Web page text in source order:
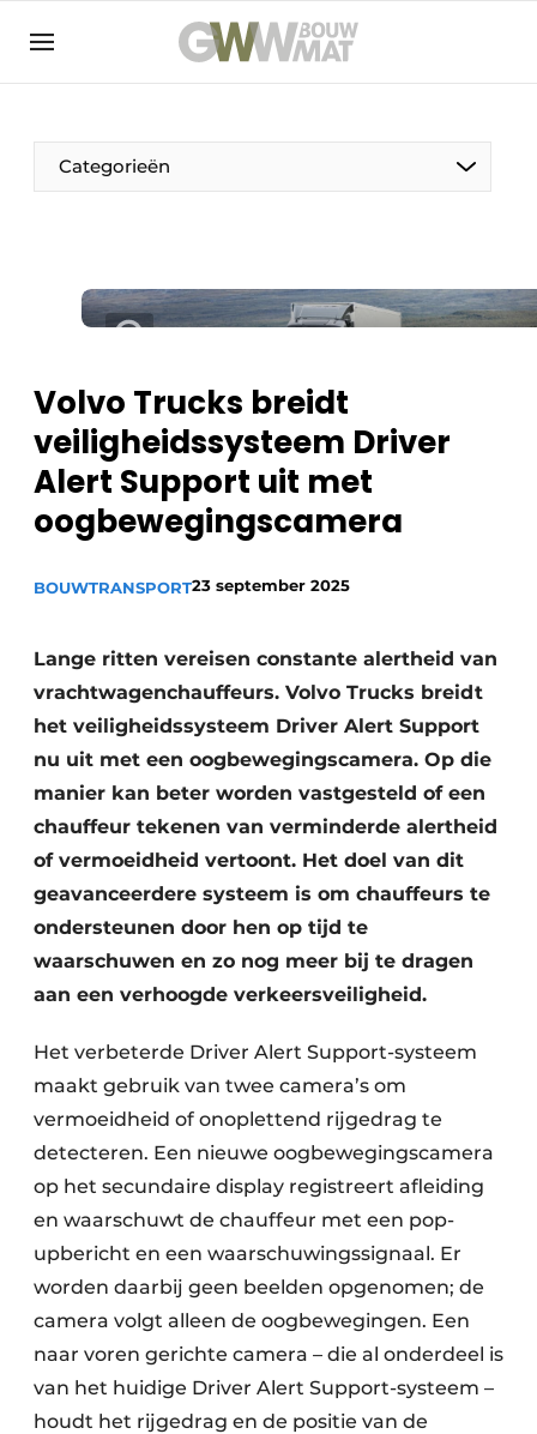
NL EN
Categorieën
De Pen
Duurzaamheid & Innovatie
Fundering
Kopen/Huren/Leasen
Sloop & Recycling
Volvo Trucks breidt
veiligheidssysteem Driver
Alert Support uit met
oogbewegingscamera
BOUWTRANSPORT23 september 2025
Lange ritten vereisen constante alertheid van
vrachtwagenchauffeurs. Volvo Trucks breidt
het veiligheidssysteem Driver Alert Support
nu uit met een oogbewegingscamera. Op die
manier kan beter worden vastgesteld of een
chauffeur tekenen van verminderde alertheid
of vermoeidheid vertoont. Het doel van dit
geavanceerdere systeem is om chauffeurs te
ondersteunen door hen op tijd te
waarschuwen en zo nog meer bij te dragen
aan een verhoogde verkeersveiligheid.
Het verbeterde Driver Alert Support-systeem
maakt gebruik van twee camera’s om
vermoeidheid of onoplettend rijgedrag te
detecteren. Een nieuwe oogbewegingscamera
op het secundaire display registreert afleiding
en waarschuwt de chauffeur met een pop-
upbericht en een waarschuwingssignaal. Er
worden daarbij geen beelden opgenomen; de
camera volgt alleen de oogbewegingen. Een
naar voren gerichte camera – die al onderdeel is
van het huidige Driver Alert Support-systeem –
houdt het rijgedrag en de positie van de